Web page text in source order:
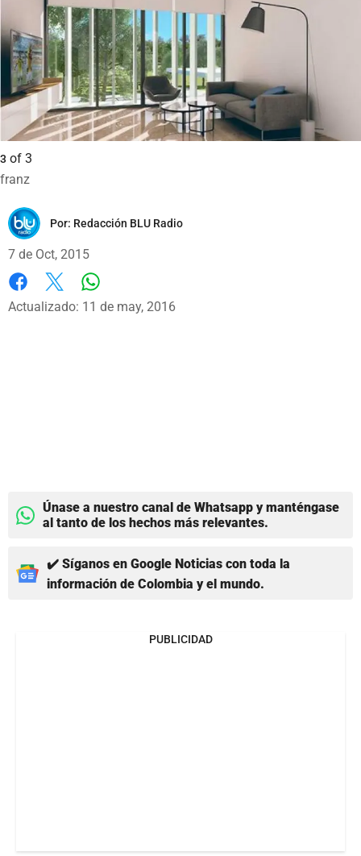
3 of 3
franz
Por: Redacción BLU Radio
7 de Oct, 2015
Facebook
X Whatsapp
Actualizado: 11 de may, 2016
Únase a nuestro canal de Whatsapp y manténgase
al tanto de los hechos más relevantes.
✔️ Síganos en Google Noticias con toda la
información de Colombia y el mundo.
PUBLICIDAD